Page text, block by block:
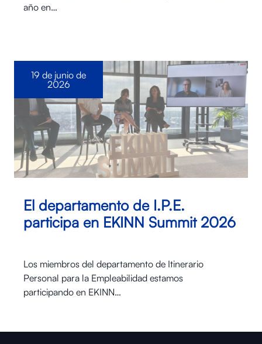
año en…
El departamento de I.P.E.
participa en EKINN Summit 2026
Los miembros del departamento de Itinerario
Personal para la Empleabilidad estamos
participando en EKINN…
19 de junio de
2026